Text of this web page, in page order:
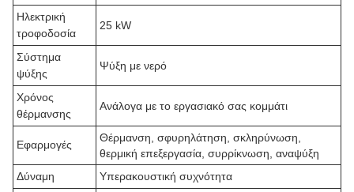
Ηλεκτρική
τροφοδοσία
25 kW
Σύστημα
ψύξης
Ψύξη με νερό
Χρόνος
θέρμανσης
Ανάλογα με το εργασιακό σας κομμάτι
Εφαρμογές
Θέρμανση, σφυρηλάτηση, σκληρύνωση,
θερμική επεξεργασία, συρρίκνωση, αναψύξη
Δύναμη
Υπερακουστική συχνότητα